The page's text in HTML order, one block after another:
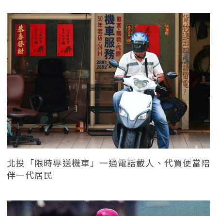
北投「限時專送機車」一通電話載人、代買便當陪
伴一代居民